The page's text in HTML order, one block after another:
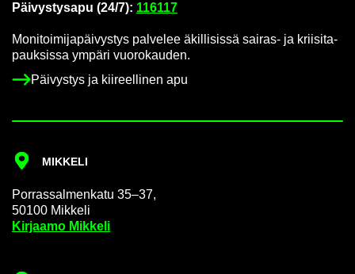
Päi­vys­tys­a­pu (24/7): 116117
Mo­ni­toi­mi­ja­päi­vys­tys pal­ve­lee äkil­li­sis­sä sairas-​ ja krii­si­ta­
pauk­sis­sa ym­pä­ri vuo­ro­kau­den.
Päi­vys­tys ja kii­reel­li­nen apu
MIK­KE­LI
Por­ras­sal­men­ka­tu 35–37,
50100 Mik­ke­li
Kir­jaa­mo Mik­ke­li